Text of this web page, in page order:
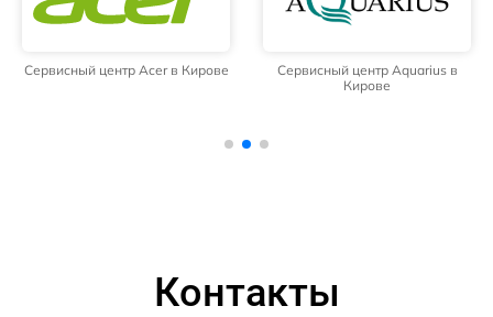
Сервисный центр Acer в Кирове
Сервисный центр Aquarius в
Кирове
Контакты